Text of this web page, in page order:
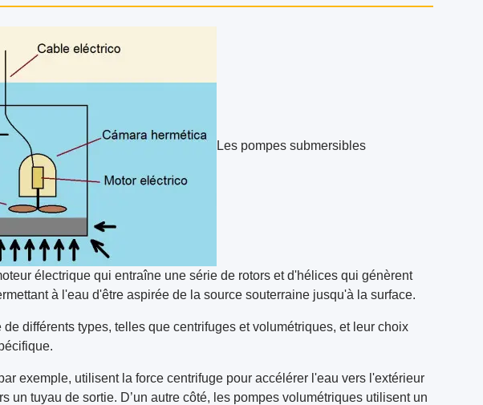
Les pompes submersibles
électrique qui entraîne une série de rotors et d'hélices qui génèrent
à l'eau d'être aspirée de la source souterraine jusqu'à la surface.
différents types, telles que centrifuges et volumétriques, et leur choix
exemple, utilisent la force centrifuge pour accélérer l'eau vers l'extérieur
un tuyau de sortie. D’un autre côté, les pompes volumétriques utilisent un